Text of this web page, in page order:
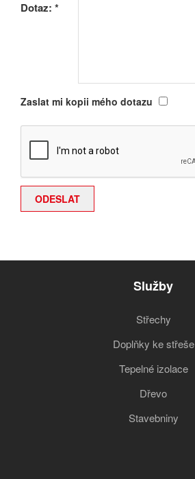
Dotaz: *
Zaslat mi kopii mého dotazu
Služby
Střechy
Doplňky ke střeše
Tepelné izolace
Dřevo
Stavebniny